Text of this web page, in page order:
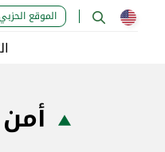
الموقع